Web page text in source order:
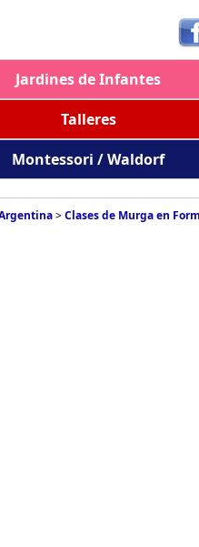
Jardines de Infantes
Talleres
Montessori / Waldorf
>Clases de Murga en